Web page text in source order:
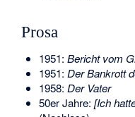
Prosa
1951: Bericht vom
1951: Der Bankrott
1958: Der Vater
50er Jahre: [Ich